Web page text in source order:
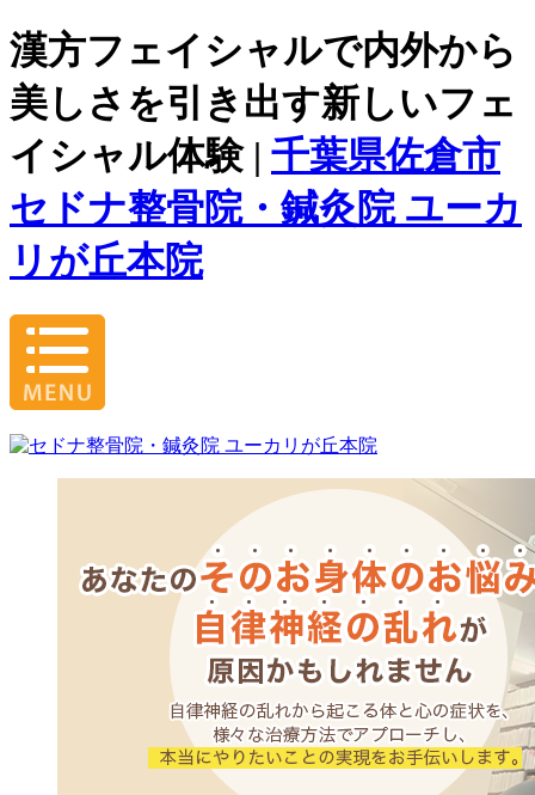
漢方フェイシャルで内外から
美しさを引き出す新しいフェ
イシャル体験 | 千葉県佐倉市
セドナ整骨院・鍼灸院 ユーカ
リが丘本院